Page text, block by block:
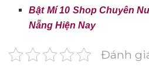
Bật Mí 10 Shop Chuyên
Nẵng Hiện Nay
Đánh